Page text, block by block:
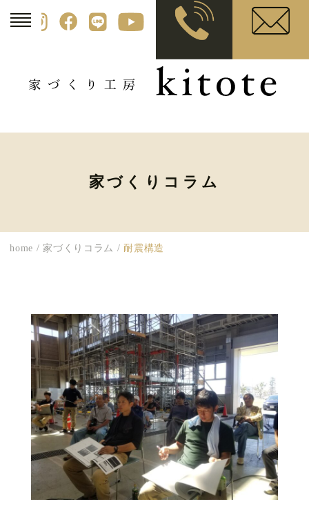
家づくりコラム
home /家づくりコラム / 耐震構造